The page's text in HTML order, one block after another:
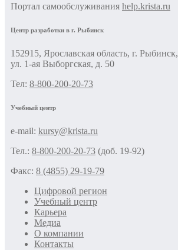
Портал самообслуживания help.krista.ru
Центр разработки в г. Рыбинск
152915, Ярославская область, г. Рыбинск,
ул. 1-ая Выборгская, д. 50
Тел: 8-800-200-20-73
Учебный центр
e-mail: kursy@krista.ru
Тел.: 8-800-200-20-73 (доб. 19-92)
Факс: 8 (4855) 29-19-79
Цифровой регион
Учебный центр
Карьера
Медиа
О компании
Контакты